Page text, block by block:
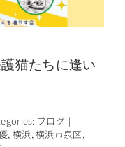
猫たちに逢い
ブログ |
,横浜,横浜市泉区,